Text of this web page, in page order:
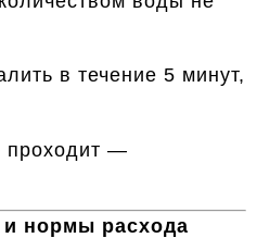
в течение 5 минут,
проходит —
нормы расхода